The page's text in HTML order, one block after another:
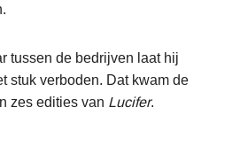
tussen de bedrijven laat hij
stuk verboden. Dat kwam de
zes edities van Lucifer.